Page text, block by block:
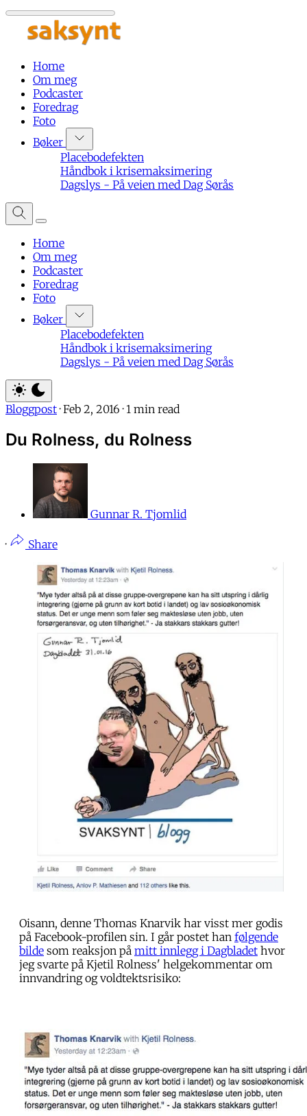
Home
Om meg
Podcaster
Foredrag
Foto
Bøker
Placebodefekten
Håndbok i krisemaksimering
Dagslys - På veien med Dag Sørås
Home
Om meg
Podcaster
Foredrag
Foto
Bøker
Placebodefekten
Håndbok i krisemaksimering
Dagslys - På veien med Dag Sørås
Bloggpost · Feb 2, 2016 · 1 min read
Du Rolness, du Rolness
Gunnar R. Tjomlid
· Share
Oisann, denne Thomas Knarvik har visst mer godis
på Facebook-profilen sin. I går postet han følgende
bilde som reaksjon på mitt innlegg i Dagbladet hvor
jeg svarte på Kjetil Rolness' helgekommentar om
innvandring og voldtektsrisiko: